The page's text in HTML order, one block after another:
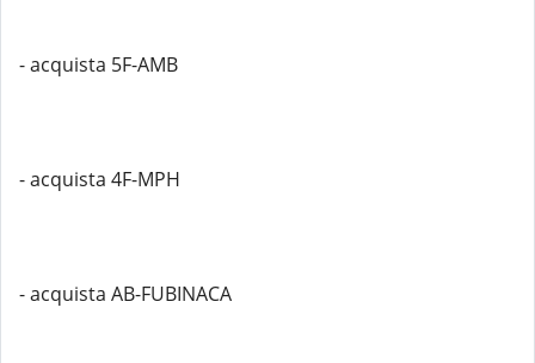
- acquista 5F-AMB
- acquista 4F-MPH
- acquista AB-FUBINACA